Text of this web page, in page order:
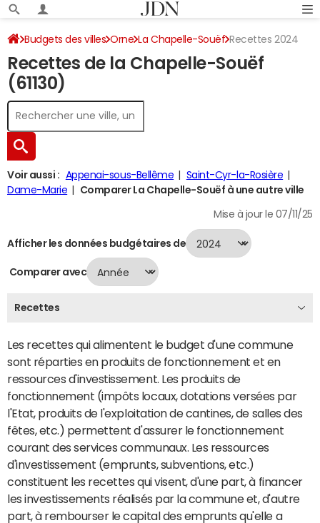
Budgets des villes Orne La Chapelle-Souëf Recettes 2024
Recettes de la Chapelle-Souëf
(61130)
Voir aussi : Appenai-sous-Bellême
Saint-Cyr-la-Rosière
Dame-Marie
Comparer La Chapelle-Souëf à une autre ville
Mise à jour le 07/11/25
Afficher les données budgétaires de
Comparer avec
Recettes
Les recettes qui alimentent le budget d'une commune
sont réparties en produits de fonctionnement et en
ressources d'investissement. Les produits de
fonctionnement (impôts locaux, dotations versées par
l'Etat, produits de l'exploitation de cantines, de salles des
fêtes, etc.) permettent d'assurer le fonctionnement
courant des services communaux. Les ressources
d'investissement (emprunts, subventions, etc.)
constituent les recettes qui visent, d'une part, à financer
les investissements réalisés par la commune et, d'autre
part, à rembourser le capital des emprunts qu'elle a